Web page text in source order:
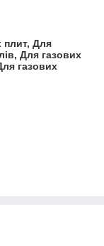
плит, Для
Для газових
газових